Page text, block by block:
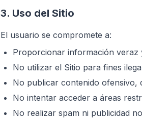
3. Uso del Sitio
El usuario se compromete a:
Proporcionar información veraz
No utilizar el Sitio para fines
No publicar contenido ofensivo,
No intentar acceder a áreas
No realizar spam ni publicidad